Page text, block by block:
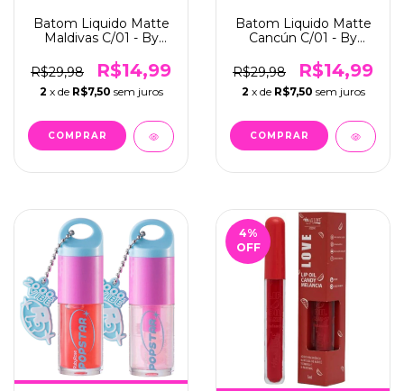
Batom Liquido Matte
Maldivas C/01 - By
R$29,98
R$14,99
2 x de R$7,50 sem juros
Batom Liquido Matte
Cancún C/01 - By
R$29,98
R$14,99
2 x de R$7,50 sem juros
4%
OFF